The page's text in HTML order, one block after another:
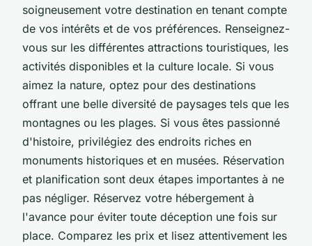
soigneusement votre destination en tenant compte
de vos intérêts et de vos préférences. Renseignez-
vous sur les différentes attractions touristiques, les
activités disponibles et la culture locale. Si vous
aimez la nature, optez pour des destinations
offrant une belle diversité de paysages tels que les
montagnes ou les plages. Si vous êtes passionné
d'histoire, privilégiez des endroits riches en
monuments historiques et en musées. Réservation
et planification sont deux étapes importantes à ne
pas négliger. Réservez votre hébergement à
l'avance pour éviter toute déception une fois sur
place. Comparez les prix et lisez attentivement les